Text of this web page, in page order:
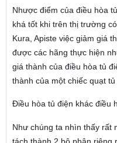
Nhược điểm của điều hòa
khá tốt khi trên thị trường
Kura, Apiste việc giảm giá
được các hãng thực hiện
giá thành của điều hòa tủ
thành của một chiếc quạt
Điều hòa tủ điện khác điều
Như chúng ta nhìn thấy rất